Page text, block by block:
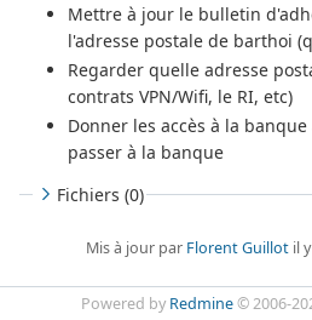
Mettre à jour le bulletin
l'adresse postale de barthoi
Regarder quelle adresse
contrats VPN/Wifi, le RI, etc)
Donner les accès à la
passer à la banque
Fichiers (0)
Mis à jour par Florent Guillot il
Powered by Redmine© 2006-